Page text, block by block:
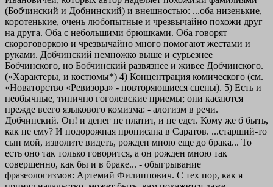
(Бобчинский и Добнинский) и внешностью: ...оба низенькие,
коротенькие, очень любопытные и чрезвычайно похожи друг
на друга. Оба с небольшими брюшками. Оба говорят
скороговоркою и чрезвычайно много помогают жестами и
руками. Добчинский немножко выше и сурьезнее
Бобчинского, но Бобчинский развязнее и живее Добчинского.
(«Характеры, и костюмы*) 4) Концентрация комического (см.
«Новаторство «Ревизора» - повторяющиеся сцены). 5) Есть и
необычные, типично гоголевские приемы; они касаются
прежде всего языкового комизма: - алогизм в речи.
Добчинский. Он! и денег не платит, и не едет. Кому же б быть,
как не ему? И подорожная прописана в Саратов. ...старший-то
сын мой, изволите видеть, рожден мною еще до брака... То
есть оно так только говорится, а он рожден мною так
совершенно, как бы и в браке... - обыгрывание
фразеологизмов: Артемий Филиппович. С тех пор, как я